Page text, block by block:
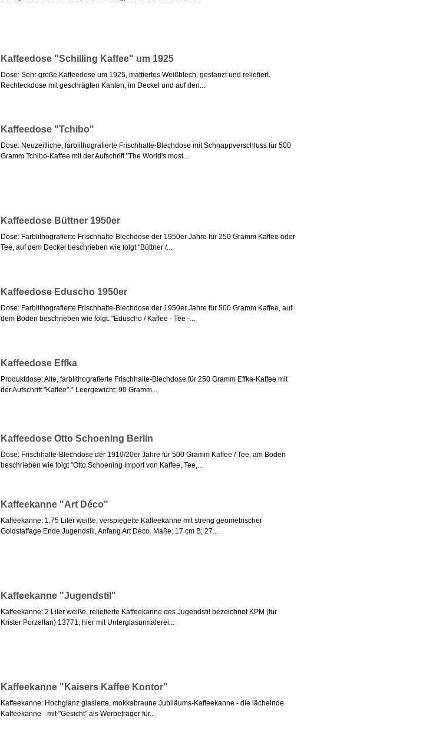
Kaffeedose "Schilling Kaffee" um 1925
Dose: Sehr große Kaffeedose um 1925, mattiertes Weißblech, gestanzt und reliefiert.
Rechteckdose mit geschrägten Kanten, im Deckel und auf den...
Kaffeedose "Tchibo"
Dose: Neuzeitliche, farblithografierte Frischhalte-Blechdose mit Schnappverschluss für 500
Gramm Tchibo-Kaffee mit der Aufschrift "The World's most...
Kaffeedose Büttner 1950er
Dose: Farblithografierte Frischhalte-Blechdose der 1950er Jahre für 250 Gramm Kaffee oder
Tee, auf dem Deckel beschrieben wie folgt "Büttner /...
Kaffeedose Eduscho 1950er
Dose: Farblithografierte Frischhalte-Blechdose der 1950er Jahre für 500 Gramm Kaffee, auf
dem Boden beschrieben wie folgt: "Eduscho / Kaffee - Tee -...
Kaffeedose Effka
Produktdose: Alte, farblithografierte Frischhalte-Blechdose für 250 Gramm Effka-Kaffee mit
der Aufschrift "Kaffee".* Leergewicht: 90 Gramm...
Kaffeedose Otto Schoening Berlin
Dose: Frischhalte-Blechdose der 1910/20er Jahre für 500 Gramm Kaffee / Tee, am Boden
beschrieben wie folgt "Otto Schoening Import von Kaffee, Tee,...
Kaffeekanne "Art Déco"
Kaffeekanne: 1,75 Liter weiße, verspiegelte Kaffeekanne mit streng geometrischer
Goldstaffage Ende Jugendstil, Anfang Art Déco. Maße: 17 cm B; 27...
Kaffeekanne "Jugendstil"
Kaffeekanne: 2 Liter weiße, reliefierte Kaffeekanne des Jugendstil bezeichnet KPM (für
Krister Porzellan) 13771, hier mit Unterglasurmalerei...
Kaffeekanne "Kaisers Kaffee Kontor"
Kaffeekanne: Hochglanz glasierte, mokkabraune Jubiläums-Kaffeekanne - die lächelnde
Kaffeekanne - mit "Gesicht" als Werbeträger für...